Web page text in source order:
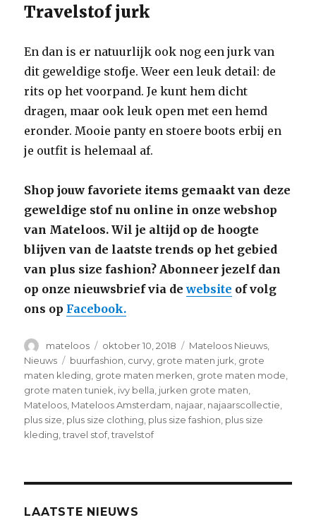
Travelstof jurk
En dan is er natuurlijk ook nog een jurk van
dit geweldige stofje. Weer een leuk detail: de
rits op het voorpand. Je kunt hem dicht
dragen, maar ook leuk open met een hemd
eronder. Mooie panty en stoere boots erbij en
je outfit is helemaal af.
Shop jouw favoriete items gemaakt van deze
geweldige stof nu online in onze webshop
van Mateloos. Wil je altijd op de hoogte
blijven van de laatste trends op het gebied
van plus size fashion? Abonneer jezelf dan
op onze nieuwsbrief via dewebsite of volg
ons op Facebook.
Auteur
mateloos
Geplaatst
op
oktober 10, 2018 Categorieën
Mateloos Nieuws
Nieuws
Tags
buurfashion curvy grote maten jurk grote
maten kleding grote maten merken grote maten mode
grote maten tuniek ivy bella jurken grote maten
Mateloos Mateloos Amsterdam najaar najaarscollectie
plus size plus size clothing plus size fashion plus size
kleding ,travel stof,travelstof
LAATSTE NIEUWS